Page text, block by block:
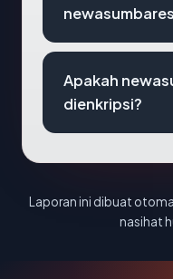
Apakah
dienkripsi?
Laporan ini dibuat
nasihat